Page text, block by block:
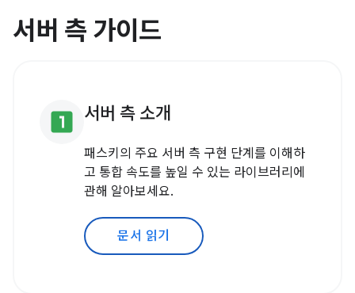
서버 측 가이드
looks_one 서버 측 소개
패스키의 주요 서버 측 구현 단계를 이해하
고 통합 속도를 높일 수 있는 라이브러리에
관해 알아보세요.
문서 읽기